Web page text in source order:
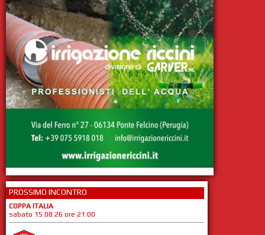
PROSSIMO INCONTRO
COPPA ITALIA
sabato 15.08.26 ore 21:00